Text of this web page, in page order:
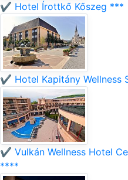
✔️ Hotel Írottkő Kőszeg ***
✔️ Hotel Kapitány Wellness
✔️ Vulkán Wellness Hotel
****